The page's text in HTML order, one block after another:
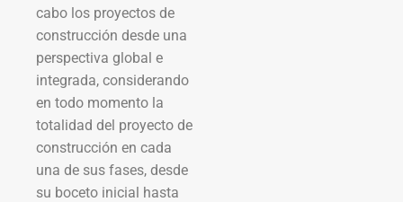
cabo los proyectos de
construcción desde una
perspectiva global e
integrada, considerando
en todo momento la
totalidad del proyecto de
construcción en cada
una de sus fases, desde
su boceto inicial hasta